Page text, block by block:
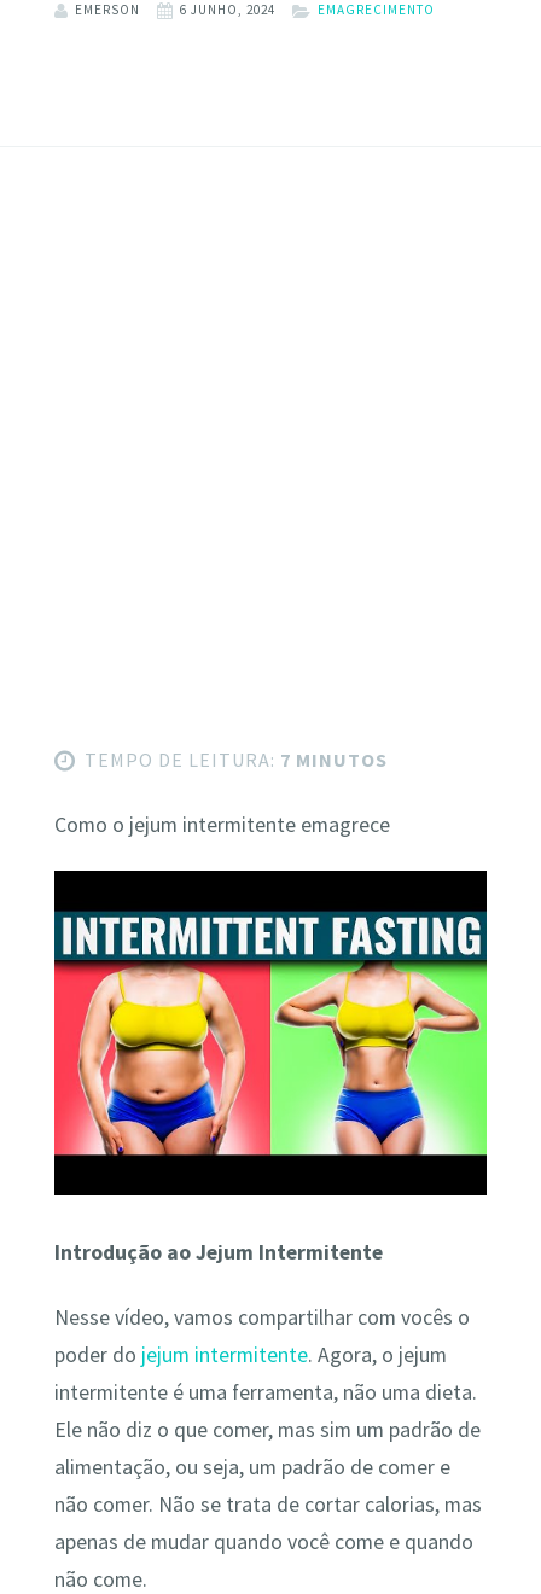
EMERSON 6 JUNHO, 2024 EMAGRECIMENTO
TEMPO DE LEITURA: 7 MINUTOS
Como o jejum intermitente emagrece
Introdução ao Jejum Intermitente
Nesse vídeo, vamos compartilhar com vocês o
poder do jejum intermitente. Agora, o jejum
intermitente é uma ferramenta, não uma dieta.
Ele não diz o que comer, mas sim um padrão de
alimentação, ou seja, um padrão de comer e
não comer. Não se trata de cortar calorias, mas
apenas de mudar quando você come e quando
não come.